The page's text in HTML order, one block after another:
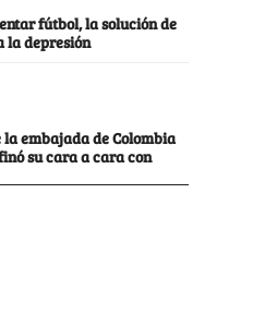
fútbol, la solución de
la depresión
la embajada de Colombia
su cara a cara con